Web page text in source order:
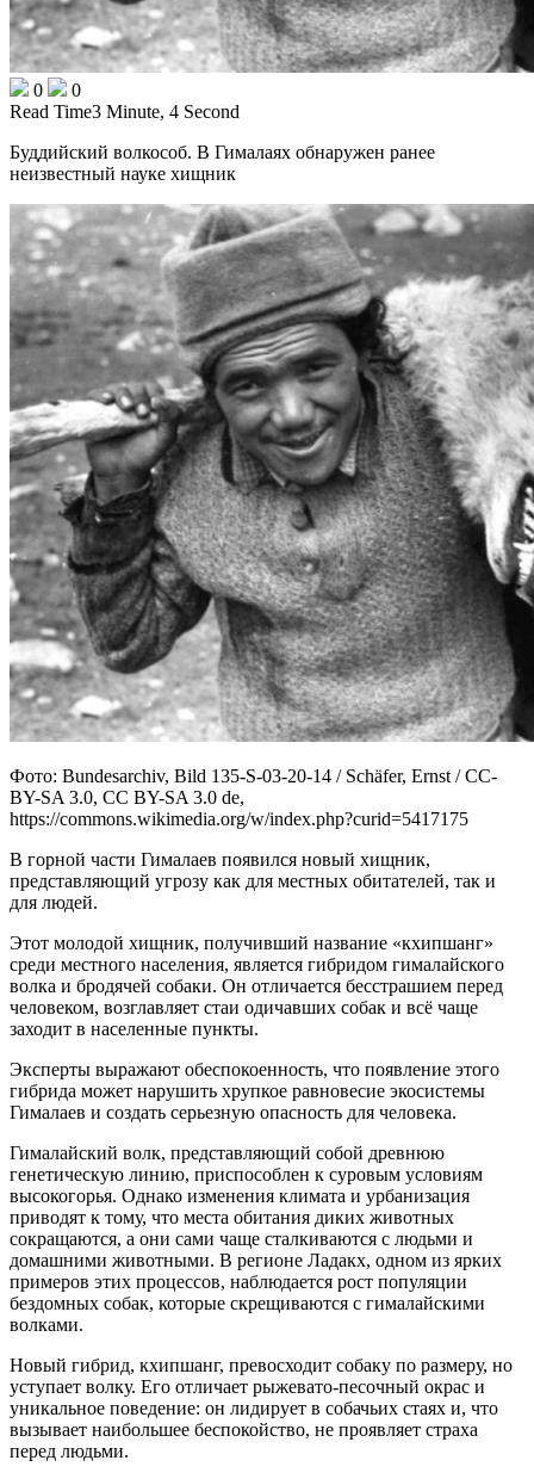
0
0
Read Time3 Minute, 4 Second
Буддийский волкособ. В Гималаях обнаружен ранее
неизвестный науке хищник
Фото: Bundesarchiv, Bild 135-S-03-20-14 / Schäfer, Ernst / CC-
BY-SA 3.0, CC BY-SA 3.0 de,
https://commons.wikimedia.org/w/index.php?curid=5417175
В горной части Гималаев появился новый хищник,
представляющий угрозу как для местных обитателей, так и
для людей.
Этот молодой хищник, получивший название «кхипшанг»
среди местного населения, является гибридом гималайского
волка и бродячей собаки. Он отличается бесстрашием перед
человеком, возглавляет стаи одичавших собак и всё чаще
заходит в населенные пункты.
Эксперты выражают обеспокоенность, что появление этого
гибрида может нарушить хрупкое равновесие экосистемы
Гималаев и создать серьезную опасность для человека.
Гималайский волк, представляющий собой древнюю
генетическую линию, приспособлен к суровым условиям
высокогорья. Однако изменения климата и урбанизация
приводят к тому, что места обитания диких животных
сокращаются, а они сами чаще сталкиваются с людьми и
домашними животными. В регионе Ладакх, одном из ярких
примеров этих процессов, наблюдается рост популяции
бездомных собак, которые скрещиваются с гималайскими
волками.
Новый гибрид, кхипшанг, превосходит собаку по размеру, но
уступает волку. Его отличает рыжевато-песочный окрас и
уникальное поведение: он лидирует в собачьих стаях и, что
вызывает наибольшее беспокойство, не проявляет страха
перед людьми.